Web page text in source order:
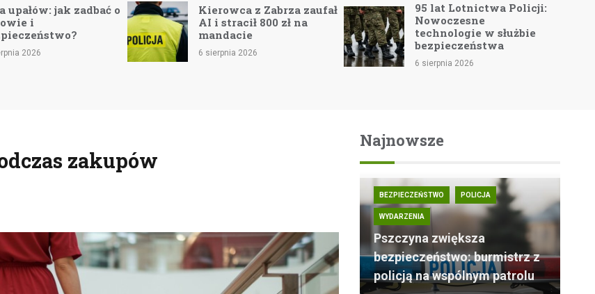
jak zadbać o
Kierowca z Zabrza zaufał
AI i stracił 800 zł na
mandacie
6 sierpnia 2026
95 lat Lotnictwa Policji:
Nowoczesne
technologie w służbie
bezpieczeństwa
6 sierpnia 2026
zakupów
Najnowsze
BEZPIECZEŃSTWO POLICJA
WYDARZENIA
Pszczyna zwiększa
bezpieczeństwo: burmistrz z
policją na wspólnym patrolu